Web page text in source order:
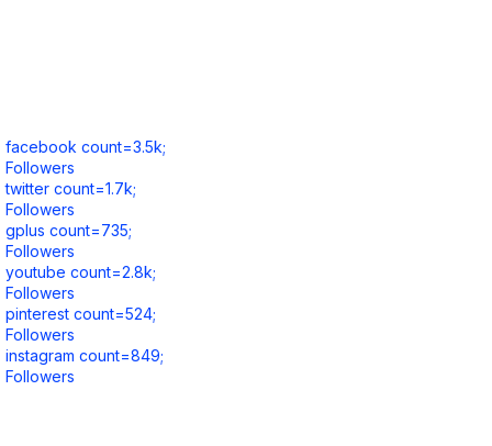
facebook count=3.5k;
Followers
twitter count=1.7k;
Followers
gplus count=735;
Followers
youtube count=2.8k;
Followers
pinterest count=524;
Followers
instagram count=849;
Followers